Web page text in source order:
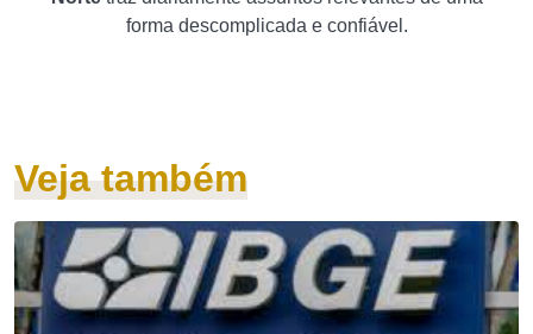
forma descomplicada e confiável.
Veja também